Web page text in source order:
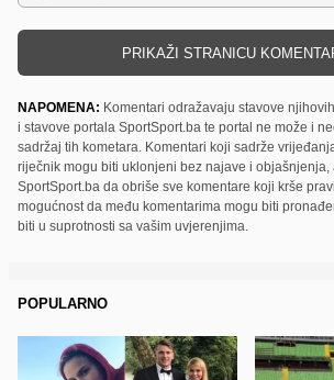
PRIKAŽI STRANICU
NAPOMENA: Komentari odražavaju stavove
i stavove portala SportSport.ba te portal ne može i
sadržaj tih kometara. Komentari koji sadrže
riječnik mogu biti uklonjeni bez najave i objašnjenja,
SportSport.ba da obriše sve komentare koji krše
mogućnost da među komentarima mogu biti
biti u suprotnosti sa vašim uvjerenjima.
POPULARNO